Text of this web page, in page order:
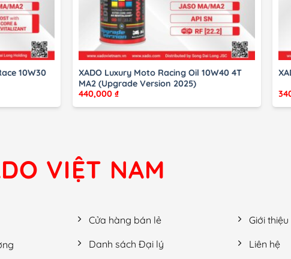
10W30
XADO Luxury Moto Racing Oil 10W40 4T
MA2 (Upgrade Version 2025)
440,000 ₫
VIỆT NAM
Cửa hàng bán lẻ
Danh sách Đại lý
Giới thiệu
Liên hệ